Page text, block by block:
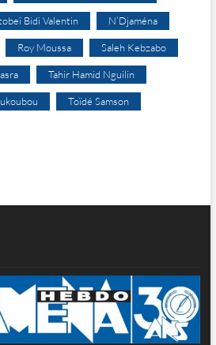
Bidi Valentin N’Djaména
Roy Moussa Saleh Kebzabo
Tahir Hamid Nguilin
Toïdé Samson